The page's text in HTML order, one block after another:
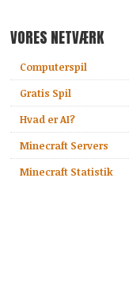
VORES NETVÆRK
Computerspil
Gratis Spil
Hvad er AI?
Minecraft Servers
Minecraft Statistik